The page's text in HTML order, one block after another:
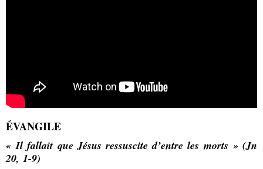
ÉVANGILE
« Il fallait que Jésus ressuscite d’entre les morts » (Jn
20, 1-9)